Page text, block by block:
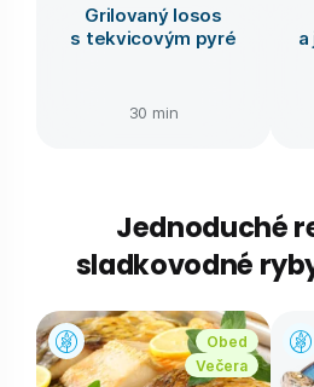
Grilovaný losos
s tekvicovým pyré
30 min
Jednoduché
sladkovodné
Obed
Večera